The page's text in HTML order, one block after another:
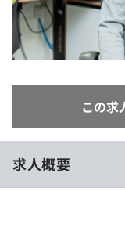
法人向けプラン
学校向けプラン
この求
求人概要